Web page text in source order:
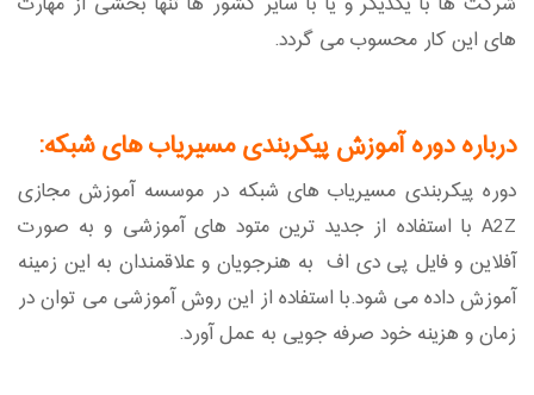
های این کار محسوب می گردد.
درباره دوره آموزش پیکربندی مسیریاب های شبکه:
دوره پیکربندی مسیریاب های شبکه در موسسه آموزش مجازی
A2Z با استفاده از جدید ترین متود های آموزشی و به صورت
آفلاین و فایل پی دی اف به هنرجویان و علاقمندان به این زمینه
آموزش داده می شود.با استفاده از این روش آموزشی می توان در
زمان و هزینه خود صرفه جویی به عمل آورد.